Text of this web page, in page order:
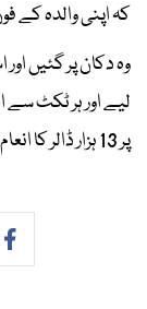
کہ اپنی والدہ کے فون
وہ دکان پر گئیں
پر 13 ہزار ڈالر کا انعام بنا۔